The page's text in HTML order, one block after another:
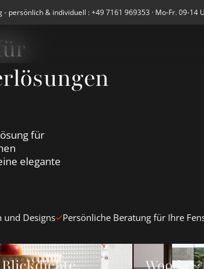
persönlich & individuell : +49 7161 969353 · Mo-Fr. 09-14
für
elegante
und Designs Persönliche Beratung für Ihre
Schiebegardinen ansehenWood &amp;